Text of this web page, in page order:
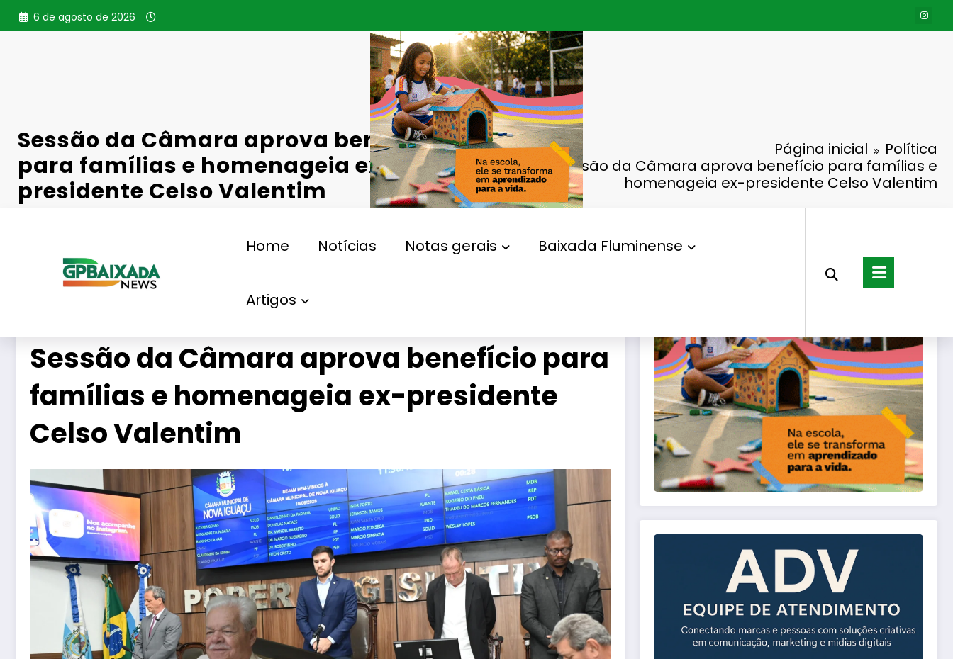
Pular
para
6 de agosto de 2026
Home Notícias Notas gerais Baixada Fluminense
Artigos
Sessão da Câmara aprova benefício
para famílias e homenageia ex-
presidente Celso Valentim
Página inicial
Política
Sessão da Câmara aprova benefício para famílias e
homenageia ex-presidente Celso Valentim
Política Câmara De Vereadores
10 De Junho De 2026
Sessão da Câmara aprova benefício para
famílias e homenageia ex-presidente
Celso Valentim